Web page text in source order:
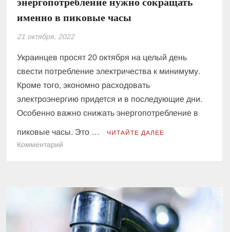
именно в пиковые часы
21 октября, 2022
Украинцев просят 20 октября на целый день
свести потребление электричества к минимуму.
Кроме того, экономно расходовать
электроэнергию придется и в последующие дни.
Особенно важно снижать энергопотребление в
пиковые часы. Это … ЧИТАЙТЕ ДАЛЕЕ
Комментарий
энергопотребление
нужно
сокращать
именно